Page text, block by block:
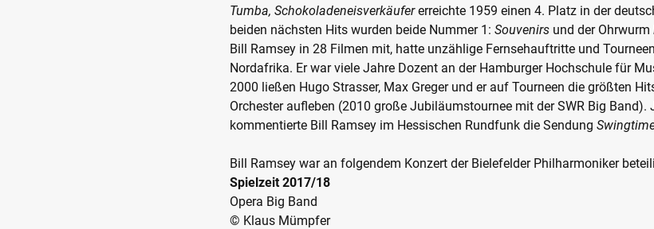
Tumba, Schokoladeneisverkäufererreichte 1959 einen 4. Platz in der
beiden nächsten Hits wurden beide Nummer 1: Souvenirs und der Ohrwurm
Bill Ramsey in 28 Filmen mit, hatte unzählige Fernsehauftritte und
Nordafrika. Er war viele Jahre Dozent an der Hamburger Hochschule für
2000 ließen Hugo Strasser, Max Greger und er auf Tourneen die größten
Orchester aufleben (2010 große Jubiläumstournee mit der SWR Big Band).
kommentierte Bill Ramsey im Hessischen Rundfunk die Sendung
Bill Ramsey war an folgendem Konzert der Bielefelder Philharmoniker
Spielzeit 2017/18
Opera Big Band
© Klaus Mümpfer